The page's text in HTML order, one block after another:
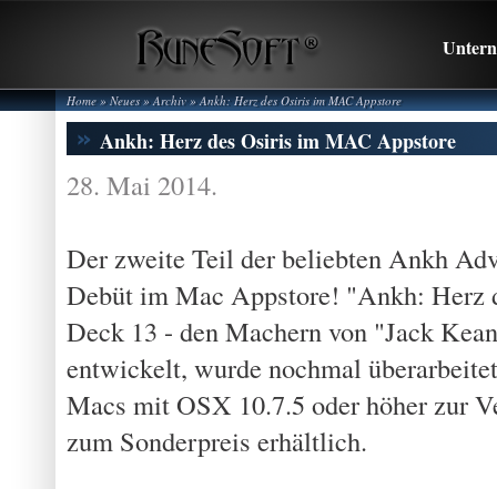
Home» Neues »Archiv»Ankh: Herz des Osiris im MAC Appstore
Ankh: Herz des Osiris im MAC Appstore
28. Mai 2014.
Der zweite Teil der beliebten Ankh
Debüt im Mac Appstore! "Ankh: Herz
Deck 13 - den Machern von "Jack
entwickelt, wurde nochmal
Macs mit OSX 10.7.5 oder höher zur
zum Sonderpreis erhältlich.